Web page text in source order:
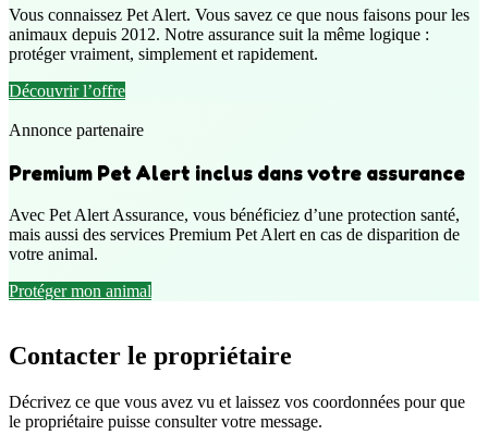
Vous connaissez Pet Alert. Vous savez ce que nous faisons pour les
animaux depuis 2012. Notre assurance suit la même logique :
protéger vraiment, simplement et rapidement.
Découvrir l’offre
Annonce partenaire
Premium Pet Alert inclus dans votre assurance
Avec Pet Alert Assurance, vous bénéficiez d’une protection santé,
mais aussi des services Premium Pet Alert en cas de disparition de
votre animal.
Protéger mon animal
Contacter le propriétaire
Décrivez ce que vous avez vu et laissez vos coordonnées pour que
le propriétaire puisse consulter votre message.